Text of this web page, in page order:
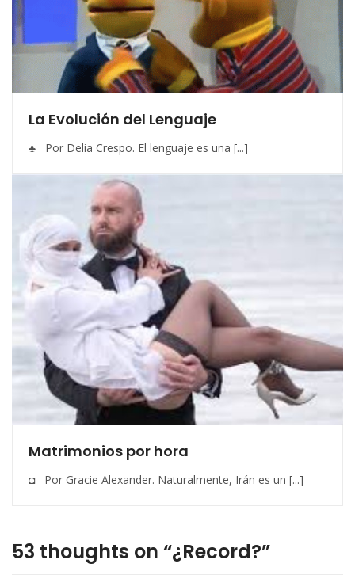
La Evolución del Lenguaje
♣ Por Delia Crespo. El lenguaje es una [...]
Matrimonios por hora
◘ Por Gracie Alexander. Naturalmente, Irán es un [...]
53 thoughts on “¿Record?”